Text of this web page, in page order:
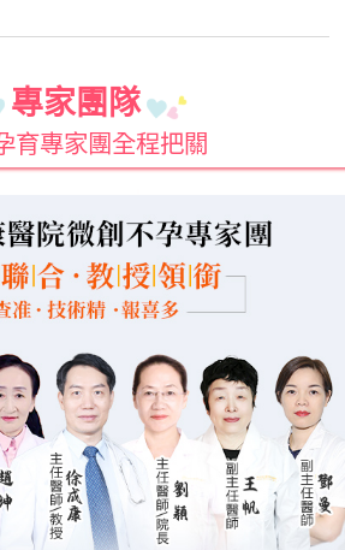
專家團隊
育專家團全程把關